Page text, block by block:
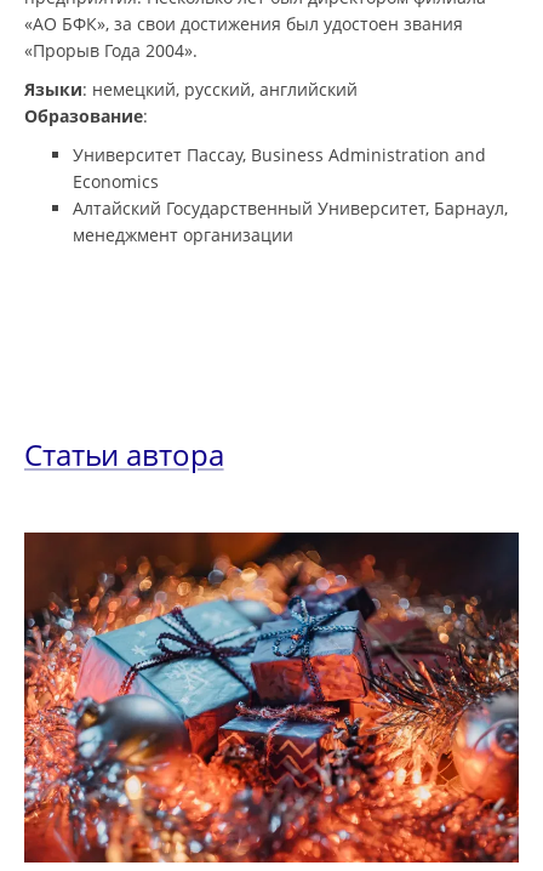
«АО БФК», за свои достижения был удостоен звания
«Прорыв Года 2004».
Языки: немецкий, русский, английский
Образование:
Университет Пассау, Business Administration and
Economics
Алтайский Государственный Университет, Барнаул,
менеджмент организации
Статьи автора